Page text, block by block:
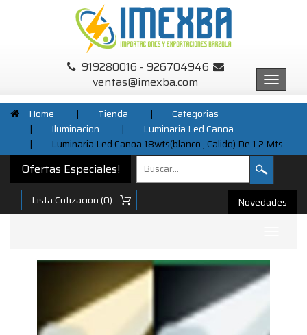
919280016 - 926704946
ventas@imexba.com
Menu
Home | Tienda |
Categorias
|
Iluminacion |
Luminaria Led Canoa
|
Luminaria Led Canoa 18wts(blanco , Calido) De 1.2 Mts
Ofertas Especiales!
Novedades